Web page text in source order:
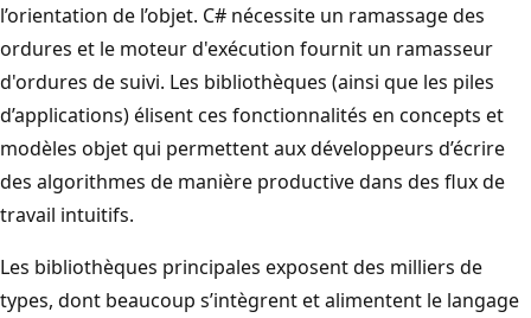
l’orientation de l’objet. C# nécessite un ramassage des
ordures et le moteur d'exécution fournit un ramasseur
d'ordures de suivi. Les bibliothèques (ainsi que les piles
d’applications) élisent ces fonctionnalités en concepts et
modèles objet qui permettent aux développeurs d’écrire
des algorithmes de manière productive dans des flux de
travail intuitifs.
Les bibliothèques principales exposent des milliers de
types, dont beaucoup s’intègrent et alimentent le langage